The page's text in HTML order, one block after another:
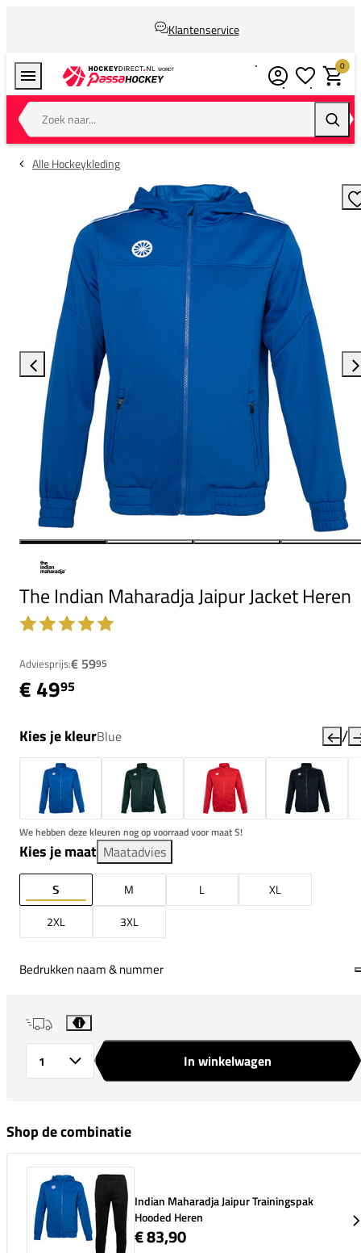
Klantenservice
Zoek naar...
0
Alle Hockeykleding
The Indian Maharadja Jaipur Jacket Heren
Adviesprijs:€ 5995
€ 4995
Kies je kleurBlue /
We hebben deze kleuren nog op voorraad voor maat S!
Kies je maat Maatadvies
S M L
XL
2XL
3XL
Bedrukken naam & nummer
i
In winkelwagen
Shop de combinatie
Indian Maharadja Jaipur Trainingspak
Hooded Heren
€ 83,90